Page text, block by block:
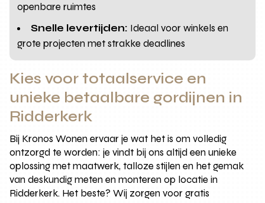
openbare ruimtes
Snelle levertijden: Ideaal voor winkels en
grote projecten met strakke deadlines
Kies voor totaalservice en
unieke betaalbare gordijnen in
Ridderkerk
Bij Kronos Wonen ervaar je wat het is om volledig
ontzorgd te worden: je vindt bij ons altijd een unieke
oplossing met maatwerk, talloze stijlen en het gemak
van deskundig meten en monteren op locatie in
Ridderkerk. Het beste? Wij zorgen voor gratis